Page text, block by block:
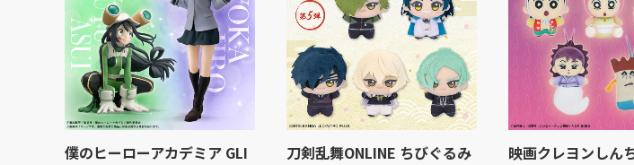
僕のヒーローアカデミア GLI
刀剣乱舞ONLINE ちびぐるみ
映画クレヨンしん